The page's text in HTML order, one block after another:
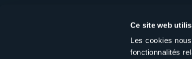
Ce site web
Les cookies
fonctionnalités